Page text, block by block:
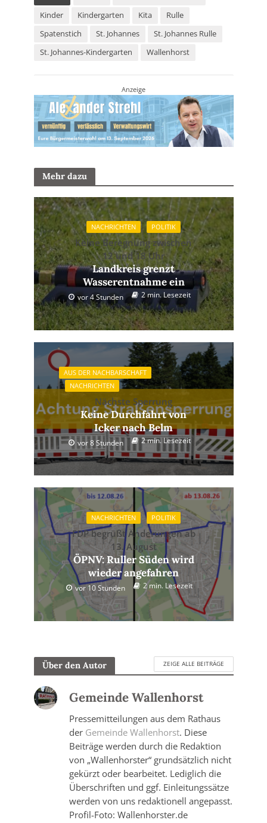
Kinder
Kindergarten Kita
Rulle
Spatenstich
St. Johannes
St. Johannes Rulle
St. Johannes-Kindergarten
Wallenhorst
Anzeige
Mehr dazu
NACHRICHTEN POLITIK
Keine Beregnung zwischen
12 und 18 Uhr
Landkreis grenzt
Wasserentnahme ein
vor 4 Stunden 2 min. Lesezeit
AUS DER NACHBARSCHAFT
NACHRICHTEN
Nächste Sperrung
Keine Durchfahrt von
Icker nach Belm
vor 8 Stunden 2 min. Lesezeit
NACHRICHTEN POLITIK
FDP begrüßt Änderungen ab
13. August
ÖPNV: Ruller Süden wird
wieder angefahren
vor 10 Stunden 2 min. Lesezeit
Über den Autor ZEIGE ALLE BEITRÄGE
Gemeinde Wallenhorst
Pressemitteilungen aus dem Rathaus
der Gemeinde Wallenhorst. Diese
Beiträge werden durch die Redaktion
von „Wallenhorster“ grundsätzlich nicht
gekürzt oder bearbeitet. Lediglich die
Überschriften und ggf. Einleitungssätze
werden von uns redaktionell angepasst.
Profil-Foto: Wallenhorster.de